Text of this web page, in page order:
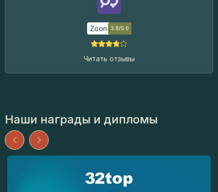
Zoon 3.8/5.0
Читать отзывы
Наши награды и дипломы